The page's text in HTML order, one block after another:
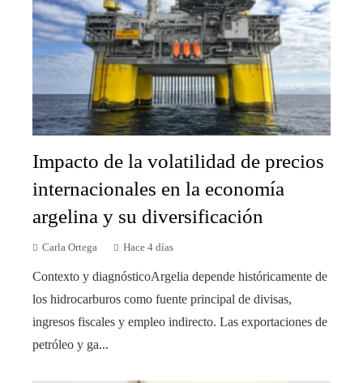
Impacto de la volatilidad de precios
internacionales en la economía
argelina y su diversificación
Carla Ortega Hace 4 días
Contexto y diagnósticoArgelia depende históricamente de
los hidrocarburos como fuente principal de divisas,
ingresos fiscales y empleo indirecto. Las exportaciones de
petróleo y ga...